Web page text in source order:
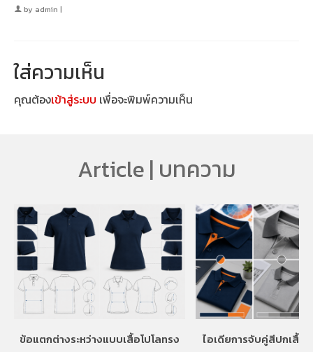
by admin |
ใส่ความเห็น
คุณต้องเข้าสู่ระบบ เพื่อจะพิมพ์ความเห็น
Article | บทความ
ข้อแตกต่างระหว่างแบบเสื้อโปโลทรง
ไอเดียการจับคู่สีปกเสื้อ